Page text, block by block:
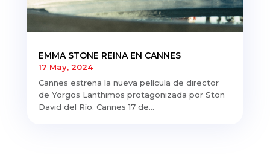
EMMA STONE REINA EN CANNES
17 May, 2024
Cannes estrena la nueva película de director
de Yorgos Lanthimos protagonizada por Ston
David del Río. Cannes 17 de...